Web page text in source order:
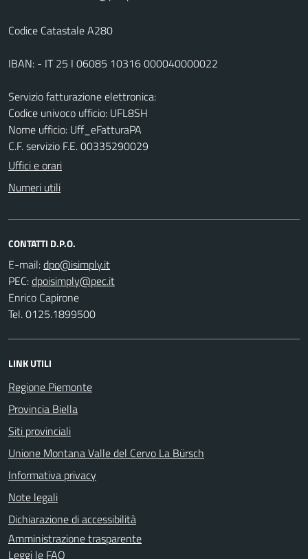
Codice Catastale A280
IBAN: - IT 25 I 06085 10316 000040000022
Servizio fatturazione elettronica:
Codice univoco ufficio: UFL8SH
Nome ufficio: Uff_eFatturaPA
C.F. servizio F.E. 00335290029
Uffici e orari
Numeri utili
CONTATTI D.P.O.
E-mail:
PEC:
Enrico Capirone
Tel. 0125.1899500
LINK UTILI
Regione Piemonte
Provincia Biella
Siti provinciali
Unione Montana Valle del Cervo La Bürsch
Informativa privacy
Note legali
Dichiarazione di accessibilità
Amministrazione trasparente
Leggi le FAQ